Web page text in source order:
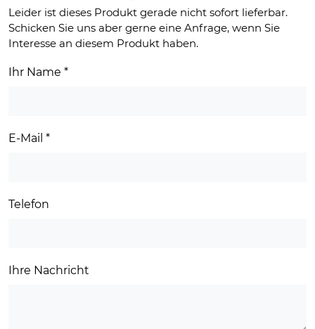
Leider ist dieses Produkt gerade nicht sofort lieferbar.
Schicken Sie uns aber gerne eine Anfrage, wenn Sie
Interesse an diesem Produkt haben.
Ihr Name *
E-Mail *
Telefon
Ihre Nachricht